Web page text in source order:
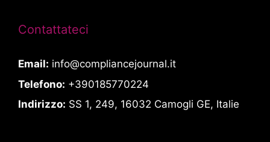
Contattateci
Email: info@compliancejournal.it
Telefono: +390185770224
Indirizzo: SS 1, 249, 16032 Camogli GE, Italie